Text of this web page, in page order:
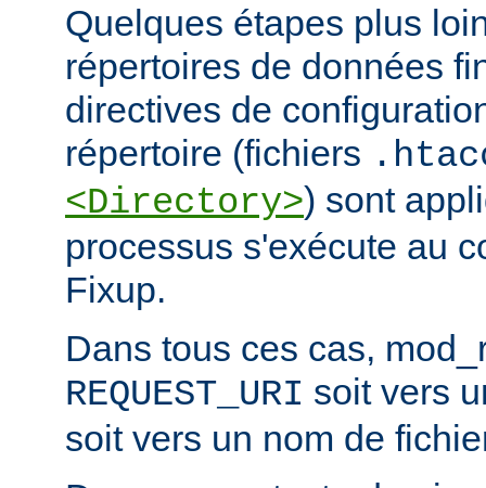
Quelques étapes plus
répertoires de données
directives de
répertoire (fichiers
<Directory>) sont
processus s'exécute au
Fixup.
Dans tous ces cas,
REQUEST_URI soit vers
soit vers un nom de